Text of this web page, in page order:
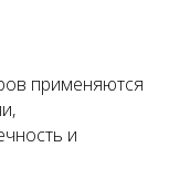
применяются
и